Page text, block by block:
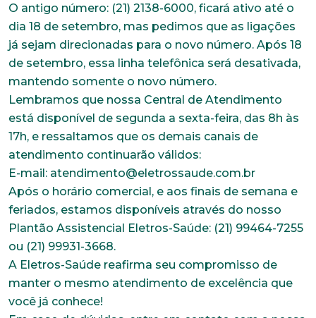
O antigo número: (21) 2138-6000, ficará ativo até o
dia 18 de setembro, mas pedimos que as ligações
já sejam direcionadas para o novo número. Após 18
de setembro, essa linha telefônica será desativada,
mantendo somente o novo número.
Lembramos que nossa Central de Atendimento
está disponível de segunda a sexta-feira, das 8h às
17h, e ressaltamos que os demais canais de
atendimento continuarão válidos:
E-mail: atendimento@eletrossaude.com.br
Após o horário comercial, e aos finais de semana e
feriados, estamos disponíveis através do nosso
Plantão Assistencial Eletros-Saúde: (21) 99464-7255
ou (21) 99931-3668.
A Eletros-Saúde reafirma seu compromisso de
manter o mesmo atendimento de excelência que
você já conhece!
Trabalhe conosco
Faça parte de uma instituição sólida, ética e
comprometida com o bem-estar dos seus
colaboradores. Preencha todos os dados abaixo e
anexe seu currículo.
*Campos obrigatórios
Nome completo*